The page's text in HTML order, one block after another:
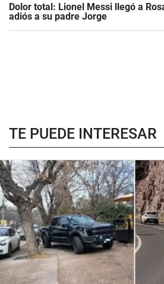
Dolor total: Lionel Messi llegó a
adiós a su padre Jorge
TE PUEDE INTERESAR